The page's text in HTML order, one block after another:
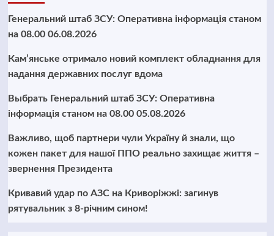
Генеральний штаб ЗСУ: Оперативна інформація станом
на 08.00 06.08.2026
Кам’янське отримало новий комплект обладнання для
надання державних послуг вдома
Выбрать Генеральний штаб ЗСУ: Оперативна
інформація станом на 08.00 05.08.2026
Важливо, щоб партнери чули Україну й знали, що
кожен пакет для нашої ППО реально захищає життя –
звернення Президента
Кривавий удар по АЗС на Криворіжжі: загинув
рятувальник з 8-річним сином!